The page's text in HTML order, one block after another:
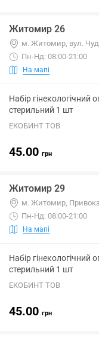
Житомир 26
м. Житомир, вул.
Пн-Нд: 08:00-21:00
На мапі
Набір
стерильний 1 шт
ЕКОБИНТ ТОВ
45.00 грн
Житомир 29
м. Житомир,
Пн-Нд: 08:00-21:00
На мапі
Набір
стерильний 1 шт
ЕКОБИНТ ТОВ
45.00 грн